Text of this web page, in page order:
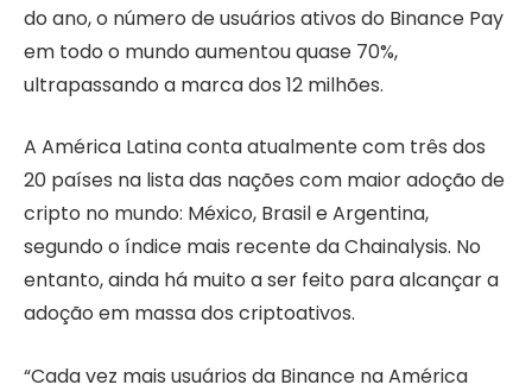
do ano, o número de usuários ativos do Binance Pay
em todo o mundo aumentou quase 70%,
ultrapassando a marca dos 12 milhões.
A América Latina conta atualmente com três dos
20 países na lista das nações com maior adoção de
cripto no mundo: México, Brasil e Argentina,
segundo o índice mais recente da Chainalysis. No
entanto, ainda há muito a ser feito para alcançar a
adoção em massa dos criptoativos.
“Cada vez mais usuários da Binance na América